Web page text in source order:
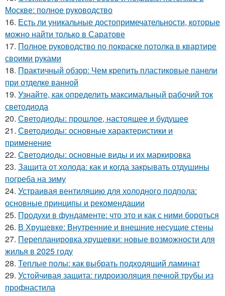
Москве: полное руководство
16. Есть ли уникальные достопримечательности, которые
можно найти только в Саратове
17. Полное руководство по покраске потолка в квартире
своими руками
18. Практичный обзор: Чем крепить пластиковые панели
при отделке ванной
19. Узнайте, как определить максимальный рабочий ток
светодиода
20. Светодиоды: прошлое, настоящее и будущее
21. Светодиоды: основные характеристики и
применение
22. Светодиоды: основные виды и их маркировка
23. Защита от холода: как и когда закрывать отдушины
погреба на зиму
24. Устраивая вентиляцию для холодного подпола:
основные принципы и рекомендации
25. Продухи в фундаменте: что это и как с ними бороться
26. В Хрущевке: Внутренние и внешние несущие стены
27. Перепланировка хрущевки: новые возможности для
жилья в 2025 году
28. Теплые полы: как выбрать подходящий ламинат
29. Устойчивая защита: гидроизоляция печной трубы из
профнастила